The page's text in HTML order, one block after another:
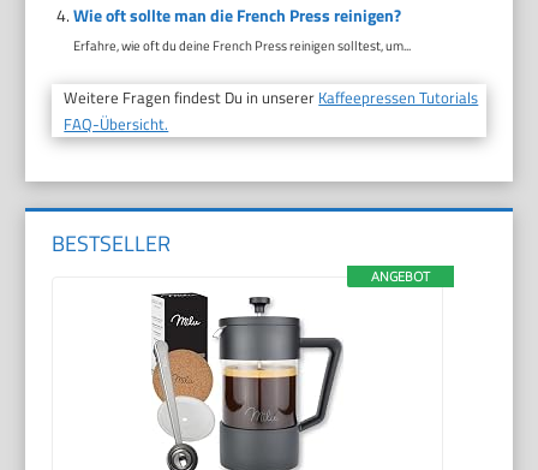
Wie oft sollte man die French Press reinigen?
Erfahre, wie oft du deine French Press reinigen solltest, um...
Weitere Fragen findest Du in unserer Kaffeepressen Tutorials
FAQ-Übersicht.
BESTSELLER
ANGEBOT